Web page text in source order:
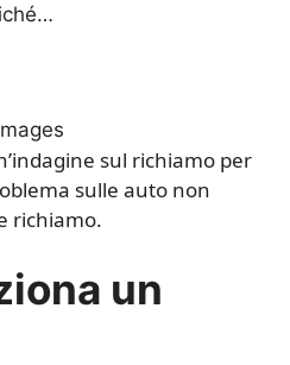
sul richiamo per
sulle auto non
richiamo.
un